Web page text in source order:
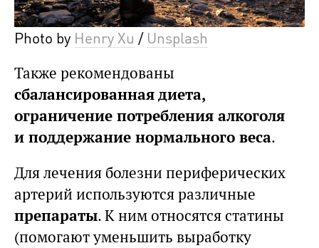
Photo by Henry Xu / Unsplash
Также рекомендованы
сбалансированная диета,
ограничение потребления алкоголя
и поддержание нормального веса.
Для лечения болезни периферических
артерий используются различные
препараты. К ним относятся статины
(помогают уменьшить выработку